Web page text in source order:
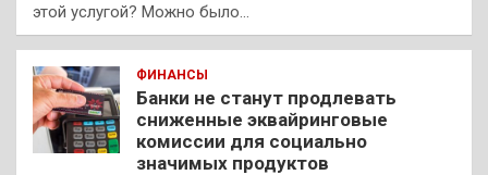
этой услугой? Можно было…
ФИНАНСЫ
Банки не станут продлевать
сниженные эквайринговые
комиссии для социально
значимых продуктов